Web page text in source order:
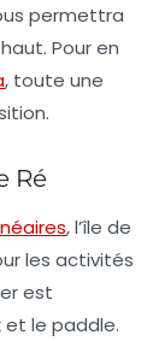
permettra
Pour en
, toute une
Ré
, l’île de
les activités
est
et le paddle.